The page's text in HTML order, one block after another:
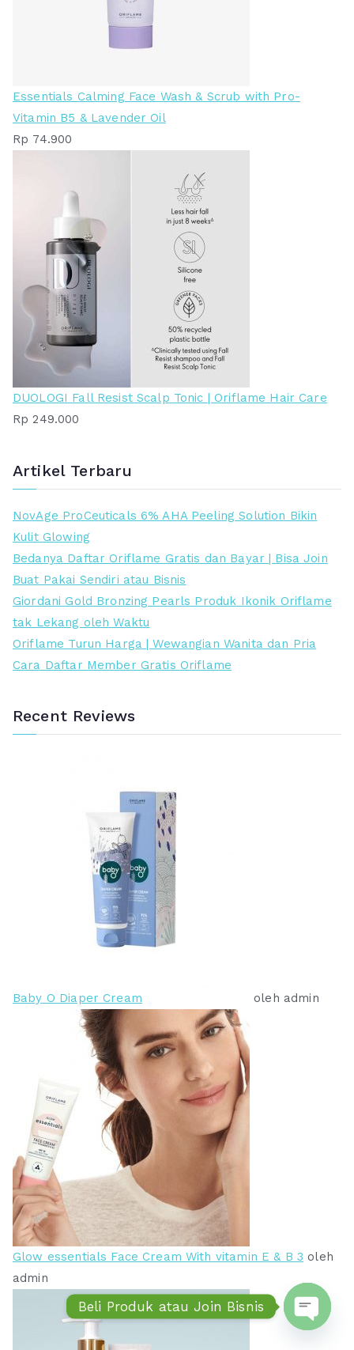
Essentials Calming Face Wash & Scrub with Pro-
Vitamin B5 & Lavender Oil
Rp 74.900
DUOLOGI Fall Resist Scalp Tonic | Oriflame Hair Care
Rp 249.000
Artikel Terbaru
NovAge ProCeuticals 6% AHA Peeling Solution Bikin
Kulit Glowing
Bedanya Daftar Oriflame Gratis dan Bayar | Bisa Join
Buat Pakai Sendiri atau Bisnis
Giordani Gold Bronzing Pearls Produk Ikonik Oriflame
tak Lekang oleh Waktu
Oriflame Turun Harga | Wewangian Wanita dan Pria
Cara Daftar Member Gratis Oriflame
Recent Reviews
Baby O Diaper Cream oleh admin
Glow essentials Face Cream With vitamin E & B 3 oleh
admin
Beli Produk atau Join Bisnis